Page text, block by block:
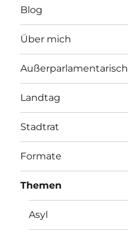
Blog
Über mich
Außerparlamentarisch
Landtag
Stadtrat
Formate
Themen
Asyl